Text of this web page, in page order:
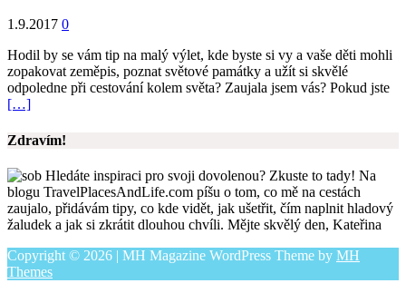
1.9.2017 0
Hodil by se vám tip na malý výlet, kde byste si vy a vaše děti mohli
zopakovat zeměpis, poznat světové památky a užít si skvělé
odpoledne při cestování kolem světa? Zaujala jsem vás? Pokud jste
[…]
Zdravím!
Hledáte inspiraci pro svoji dovolenou? Zkuste to tady! Na
blogu TravelPlacesAndLife.com píšu o tom, co mě na cestách
zaujalo, přidávám tipy, co kde vidět, jak ušetřit, čím naplnit hladový
žaludek a jak si zkrátit dlouhou chvíli. Mějte skvělý den, Kateřina
Copyright © 2026 | MH Magazine WordPress Theme by MH
Themes